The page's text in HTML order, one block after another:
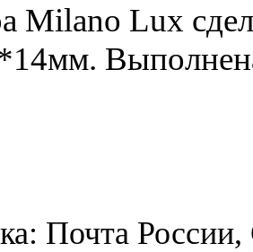
Milano Lux
Почта